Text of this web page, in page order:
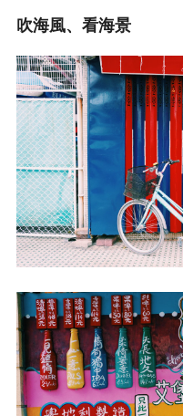
吹海風、看海景